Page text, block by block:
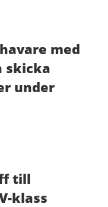
med
skicka
under
till
klass